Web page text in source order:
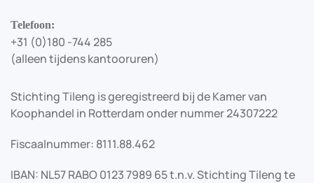
Telefoon:
+31 (0)180 -744 285
(alleen tijdens kantooruren)
Stichting Tileng is geregistreerd bij de Kamer van
Koophandel in Rotterdam onder nummer 24307222
Fiscaalnummer: 8111.88.462
IBAN: NL57 RABO 0123 7989 65 t.n.v. Stichting Tileng te